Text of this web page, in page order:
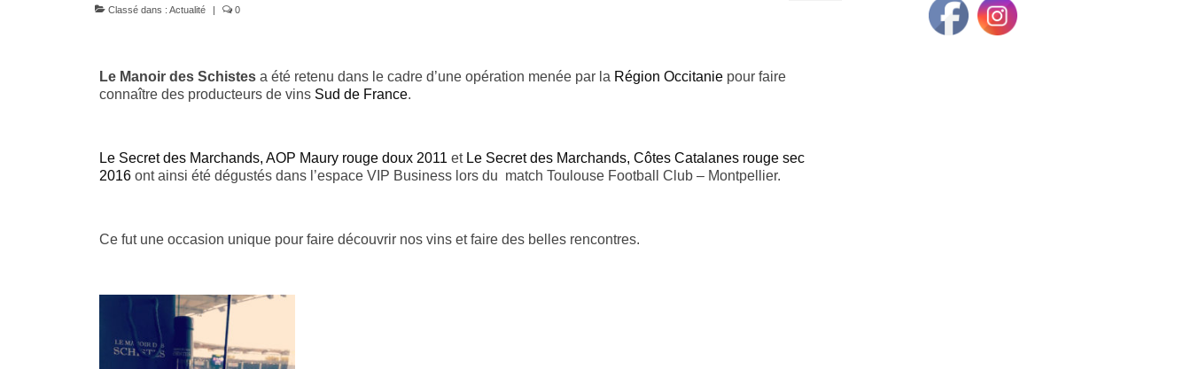
Classé dans : Actualité | 0
Le Manoir des Schistes a été retenu dans le cadre d’une opération menée par la Région Occitanie pour faire
connaître des producteurs de vins Sud de France.
Le Secret des Marchands, AOP Maury rouge doux 2011 et Le Secret des Marchands, Côtes Catalanes rouge sec
2016 ont ainsi été dégustés dans l’espace VIP Business lors du match Toulouse Football Club – Montpellier.
Ce fut une occasion unique pour faire découvrir nos vins et faire des belles rencontres.